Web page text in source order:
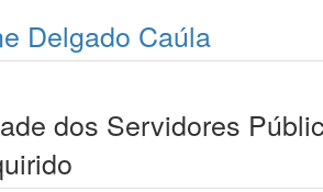
Delgado Caúla
dos Servidores